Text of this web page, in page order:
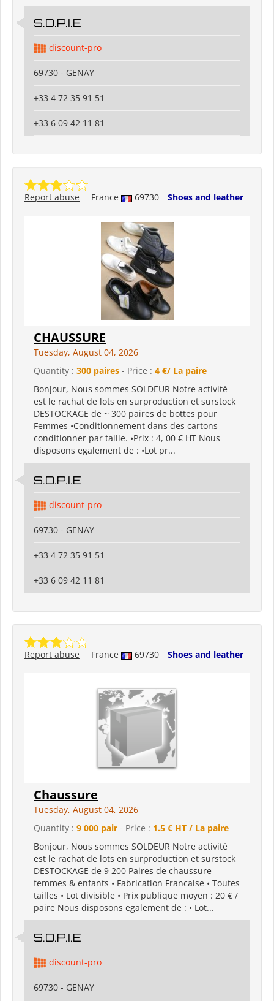
S.D.P.I.E
discount-pro
69730 - GENAY
+33 4 72 35 91 51
+33 6 09 42 11 81
France 69730 Shoes and leather
Report abuse
CHAUSSURE
Tuesday, August 04, 2026
Quantity : 300 paires - Price : 4 €/ La paire
Bonjour, Nous sommes SOLDEUR Notre activité
est le rachat de lots en surproduction et surstock
DESTOCKAGE de ~ 300 paires de bottes pour
Femmes •Conditionnement dans des cartons
conditionner par taille. •Prix : 4, 00 € HT Nous
disposons egalement de : •Lot pr...
S.D.P.I.E
discount-pro
69730 - GENAY
+33 4 72 35 91 51
+33 6 09 42 11 81
France 69730 Shoes and leather
Report abuse
Chaussure
Tuesday, August 04, 2026
Quantity : 9 000 pair - Price : 1.5 € HT / La paire
Bonjour, Nous sommes SOLDEUR Notre activité
est le rachat de lots en surproduction et surstock
DESTOCKAGE de 9 200 Paires de chaussure
femmes & enfants • Fabrication Francaise • Toutes
tailles • Lot divisible • Prix publique moyen : 20 € /
paire Nous disposons egalement de : • Lot...
S.D.P.I.E
discount-pro
69730 - GENAY